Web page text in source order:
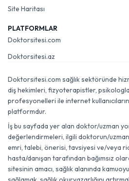
Site Haritası
PLATFORMLAR
Doktorsitesi.com
Doktorsitesi.az
Doktorsitesi.com sağlık sektöründe
diş hekimleri, fizyoterapistler,
profesyonelleri ile internet
platformdur.
İş bu sayfada yer alan doktor/uzman
değerlendirmeleri, ilgili doktorun/
emri, talebi, önerisi, tavsiyesi ve/veya
hasta/danışan tarafından bağımsız
sitesinin amacı, sağlık alanında